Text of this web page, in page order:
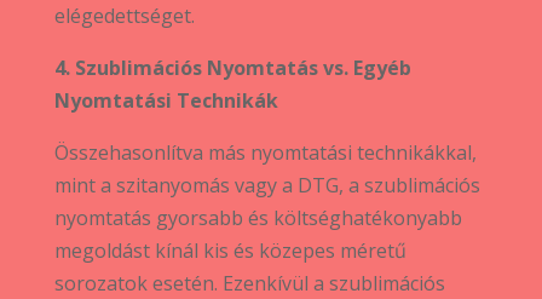
elégedettséget.
4. Szublimációs Nyomtatás vs. Egyéb
Nyomtatási Technikák
Összehasonlítva más nyomtatási technikákkal,
mint a szitanyomás vagy a DTG, a szublimációs
nyomtatás gyorsabb és költséghatékonyabb
megoldást kínál kis és közepes méretű
sorozatok esetén. Ezenkívül a szublimációs